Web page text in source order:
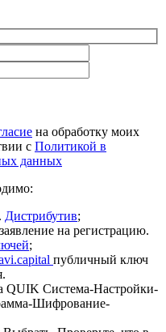
на обработку моих
с Политикой в
данных
Дистрибутив;
на регистрацию.
;
публичный ключ
QUIK Система-Настройки-
Шифрование-